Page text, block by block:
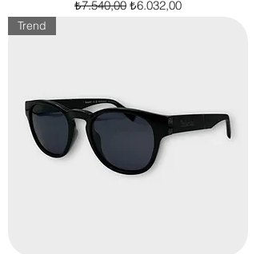
₺7.540,00 ₺6.032,00
Trend